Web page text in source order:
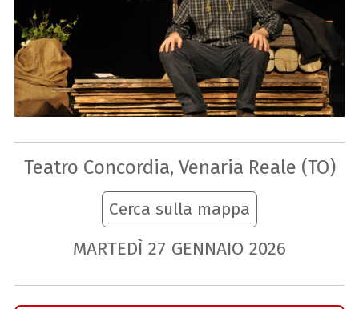
Teatro Concordia, Venaria Reale (TO)
Cerca sulla mappa
MARTEDÌ 27 GENNAIO 2026